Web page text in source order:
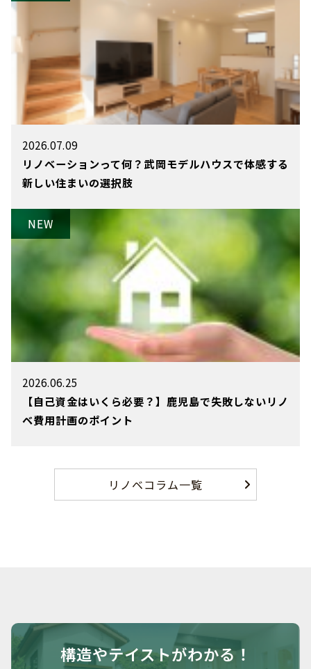
2026.07.09
リノベーションって何？武岡モデルハウスで体感する
新しい住まいの選択肢
2026.06.25
【自己資金はいくら必要？】鹿児島で失敗しないリノ
ベ費用計画のポイント
リノベコラム一覧
構造やテイストがわかる！